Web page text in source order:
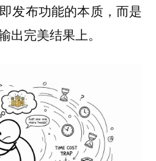
发布功能的本质，而是
出完美结果上。